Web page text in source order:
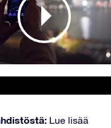
Lue lisää